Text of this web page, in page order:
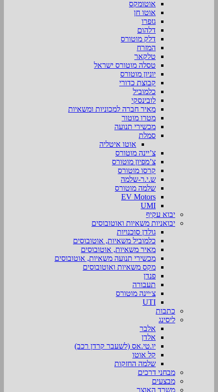
אוטומקס
אוטו חן
גזפרו
דלהום
דלק מוטורס
המזרח
טלקאר
טסלה מוטורס ישראל
יוניון מוטורס
קבוצת כדורי
כלמוביל
לובינסקי
מאיר חברה למכוניות ומשאיות
מטרו מוטור
מכשירי תנועה
סמלת
אוטו איטליה
צ’יינה מוטורס
צ’מפיון מוטורס
קרסו מוטורס
ש.י.ר-שלמה
שלמה מוטורס
EV Motors
UMI
יבוא עקיף
יבואניות משאיות ואוטובוסים
גולדן סוכנויות
כלמוביל משאיות, אוטובוסים
מאיר משאיות, אוטובוסים
מכשירי תנועה משאיות, אוטובוסים
מקס משאיות ואוטובוסים
פנדן
תעבורה
צ׳יינה מוטורס
UTI
כתבות
ליסינג
אלבר
אלדן
יו.טי.אס (לשעבר קרדן רכב)
קל אוטו
שלמה החזקות
מבחני דרכים
מבצעים
משרד האוצר